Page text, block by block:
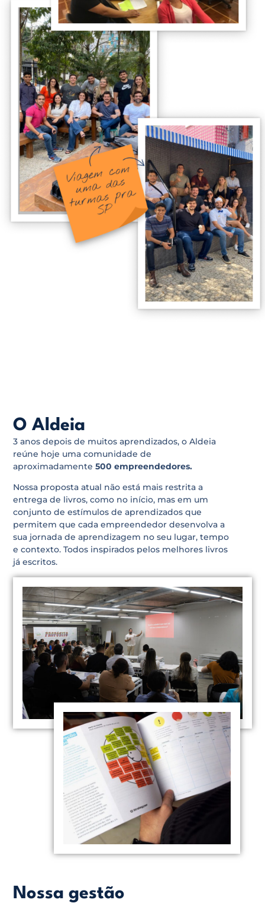
O Aldeia
3 anos depois de muitos aprendizados, o Aldeia
reúne hoje uma comunidade de
aproximadamente500 empreendedores.
Nossa proposta atual não está mais restrita a
entrega de livros, como no início, mas em um
conjunto de estímulos de aprendizados que
permitem que cada empreendedor desenvolva a
sua jornada de aprendizagem no seu lugar, tempo
e contexto. Todos inspirados pelos melhores livros
já escritos.
Nossa gestão